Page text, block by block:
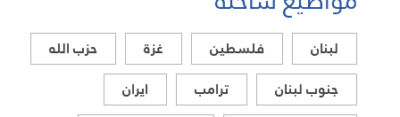
لبنان فلسطين غزة
حزب الله
جنوب لبنان
ترامب
ايران